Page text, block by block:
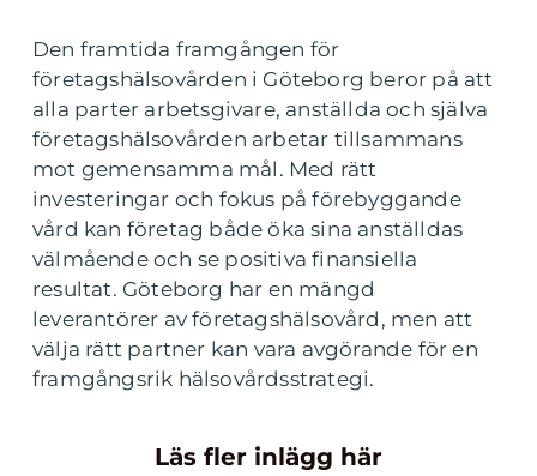
Den framtida framgången för
företagshälsovården i Göteborg beror på att
alla parter arbetsgivare, anställda och själva
företagshälsovården arbetar tillsammans
mot gemensamma mål. Med rätt
investeringar och fokus på förebyggande
vård kan företag både öka sina anställdas
välmående och se positiva finansiella
resultat. Göteborg har en mängd
leverantörer av företagshälsovård, men att
välja rätt partner kan vara avgörande för en
framgångsrik hälsovårdsstrategi.
Läs fler inlägg här